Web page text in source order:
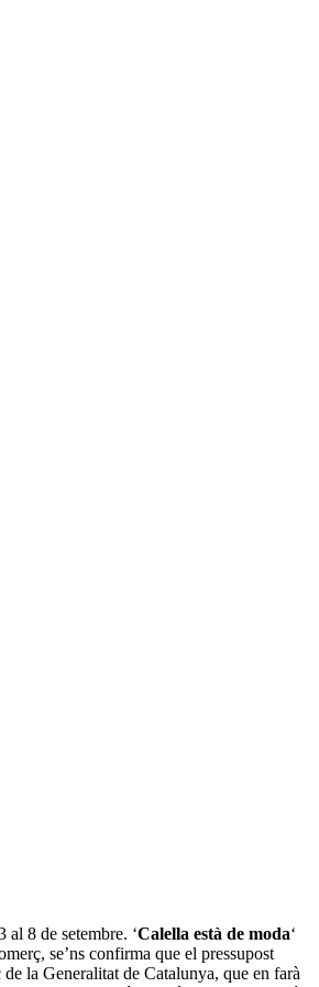
8 de setembre. ‘Calella està de moda‘
se’ns confirma que el pressupost
la Generalitat de Catalunya, que en farà